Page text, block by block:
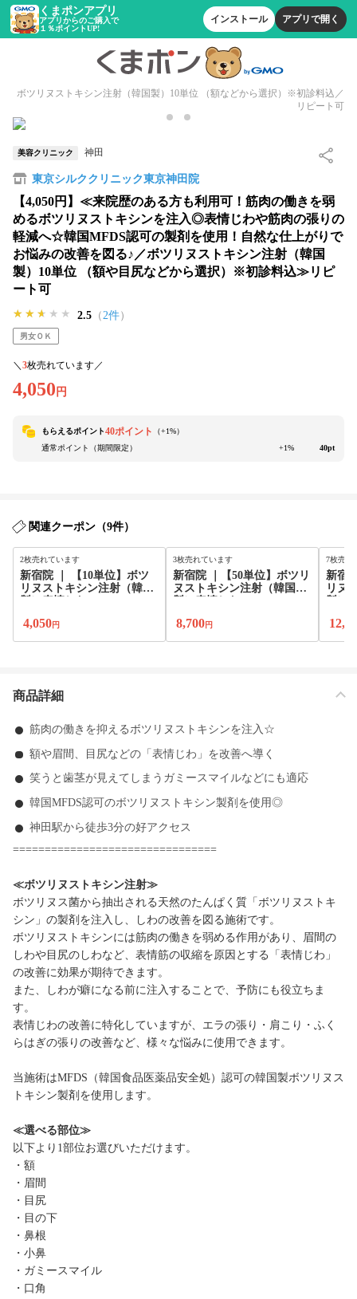
くまポンアプリ
アプリからのご購入で
１％ポイントUP!
インストール アプリで開く
ボツリヌストキシン注射（韓国製）10単位 （額などから選択）※初診料込／
リピート可
美容クリニック 神田
東京シルククリニック東京神田院
【4,050円】≪来院歴のある方も利用可！筋肉の働きを弱
めるボツリヌストキシンを注入◎表情じわや筋肉の張りの
軽減へ☆韓国MFDS認可の製剤を使用！自然な仕上がりで
お悩みの改善を図る♪／ボツリヌストキシン注射（韓国
製）10単位 （額や目尻などから選択）※初診料込≫リピ
ート可
★★★★★
★★★★★
★★★★★ 2.5 （2件）
男女ＯＫ
＼ 3枚売れています／
4,050 円
もらえるポイント40ポイント （+1%）
通常ポイント（期間限定）
+1% 40pt
関連クーポン（9件）
2枚売れています
新宿院 ｜ 【10単位】ボツ
リヌストキシン注射（韓国
4,050円
3枚売れています
新宿院 ｜【50単位】ボツリ
ヌストキシン注射（韓国
8,700円
7枚売れ
新宿
リヌ
商品詳細
筋肉の働きを抑えるボツリヌストキシンを注入☆
額や眉間、目尻などの「表情じわ」を改善へ導く
笑うと歯茎が見えてしまうガミースマイルなどにも適応
韓国MFDS認可のボツリヌストキシン製剤を使用◎
神田駅から徒歩3分の好アクセス
================================
≪ボツリヌストキシン注射≫
ボツリヌス菌から抽出される天然のたんぱく質「ボツリヌストキ
シン」の製剤を注入し、しわの改善を図る施術です。
ボツリヌストキシンには筋肉の働きを弱める作用があり、眉間の
しわや目尻のしわなど、表情筋の収縮を原因とする「表情じわ」
の改善に効果が期待できます。
また、しわが癖になる前に注入することで、予防にも役立ちま
す。
表情じわの改善に特化していますが、エラの張り・肩こり・ふく
らはぎの張りの改善など、様々な悩みに使用できます。
当施術はMFDS（韓国食品医薬品安全処）認可の韓国製ボツリヌス
トキシン製剤を使用します。
≪選べる部位≫
以下より1部位お選びいただけます。
・額
・眉間
・目尻
・目の下
・鼻根
・小鼻
・ガミースマイル
・口角